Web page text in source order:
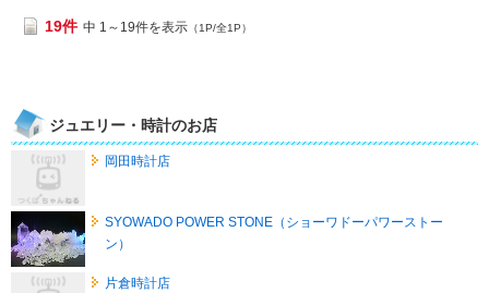
19件 中 1～19件を表示 （1P/全1P）
ジュエリー・時計のお店
岡田時計店
SYOWADO POWER STONE（ショーワドーパワーストー
ン）
片倉時計店